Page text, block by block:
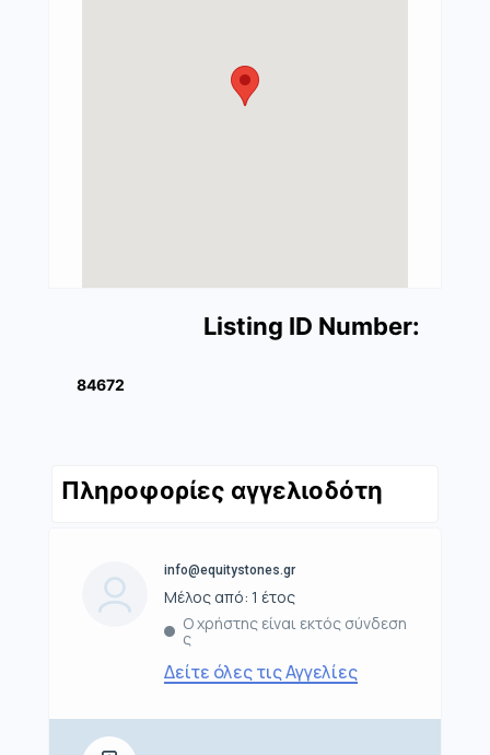
Listing ID Number:
84672
Πληροφορίες αγγελιοδότη
info@equitystones.gr
Μέλος από: 1 έτος
Ο χρήστης είναι εκτός σύνδεση
ς
Δείτε όλες τις Αγγελίες